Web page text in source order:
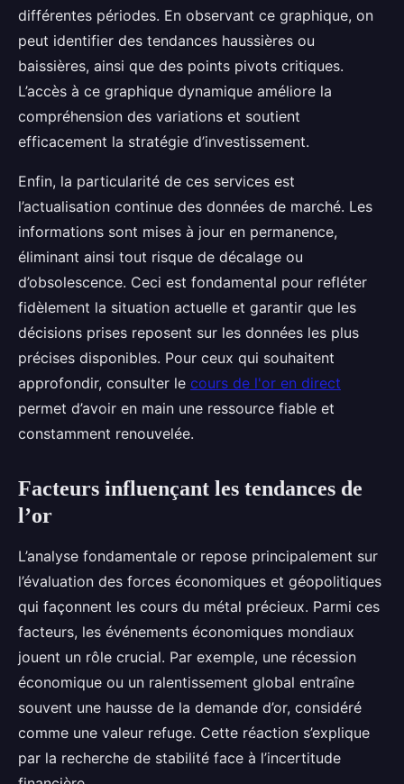
différentes périodes. En observant ce graphique, on
peut identifier des tendances haussières ou
baissières, ainsi que des points pivots critiques.
L’accès à ce graphique dynamique améliore la
compréhension des variations et soutient
efficacement la stratégie d’investissement.
Enfin, la particularité de ces services est
l’actualisation continue des données de marché. Les
informations sont mises à jour en permanence,
éliminant ainsi tout risque de décalage ou
d’obsolescence. Ceci est fondamental pour refléter
fidèlement la situation actuelle et garantir que les
décisions prises reposent sur les données les plus
précises disponibles. Pour ceux qui souhaitent
approfondir, consulter le cours de l'or en direct
permet d’avoir en main une ressource fiable et
constamment renouvelée.
Facteurs influençant les tendances de
l’or
L’analyse fondamentale or repose principalement sur
l’évaluation des forces économiques et géopolitiques
qui façonnent les cours du métal précieux. Parmi ces
facteurs, les événements économiques mondiaux
jouent un rôle crucial. Par exemple, une récession
économique ou un ralentissement global entraîne
souvent une hausse de la demande d’or, considéré
comme une valeur refuge. Cette réaction s’explique
par la recherche de stabilité face à l’incertitude